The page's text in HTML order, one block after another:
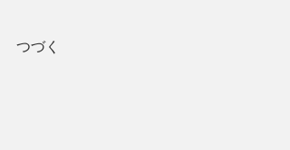
つづく